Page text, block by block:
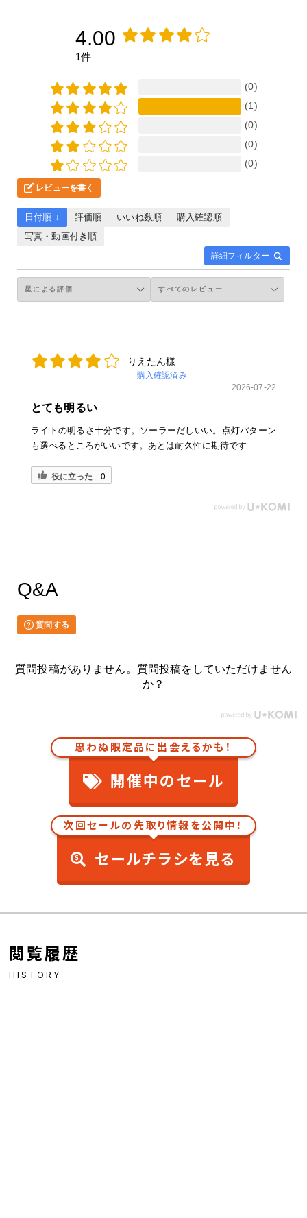
4.00
1件
(0)
(1)
(0)
(0)
(0)
レビューを書く
詳細フィルター
日付順 ↓ 評価順 いいね数順
購入確認順
写真・動画付き順
りえたん様
購入確認済み
2026-07-22
とても明るい
ライトの明るさ十分です。ソーラーだしいい。点灯パターン
も選べるところがいいです。あとは耐久性に期待です
役に立った 0
Q&A
質問する
質問投稿がありません。質問投稿をしていただけません
か？
思わぬ限定品に出会えるかも！
開催中のセール
次回セールの先取り情報を公開中！
セールチラシを見る
閲覧履歴
HISTORY